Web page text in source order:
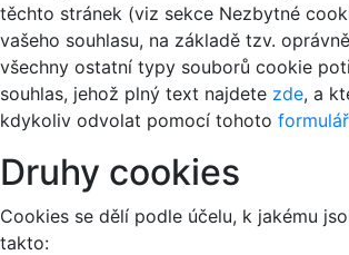
těchto stránek (viz sekce Nezbytné
vašeho souhlasu, na základě tzv.
všechny ostatní typy souborů cookie
souhlas, jehož plný text najdete zde, a
kdykoliv odvolat pomocí tohoto
Druhy cookies
Cookies se dělí podle účelu, k jakému
takto: